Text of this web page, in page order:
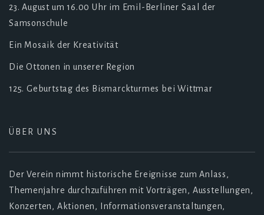
23. August um 16.00 Uhr im Emil-Berliner Saal der
Samsonschule
Ein Mosaik der Kreativität
Die Ottonen in unserer Region
125. Geburtstag des Bismarckturmes bei Wittmar
ÜBER UNS
Der Verein nimmt historische Ereignisse zum Anlass,
Themenjahre durchzuführen mit Vorträgen, Ausstellungen,
Konzerten, Aktionen, Informationsveranstaltungen,